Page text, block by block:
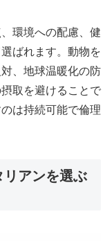
環境への配慮、健
ばれます。動物を
、地球温暖化の防
取を避けることで
は持続可能で倫理
リアンを選ぶ